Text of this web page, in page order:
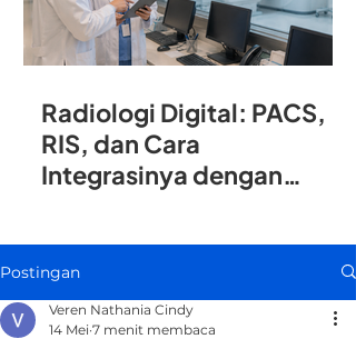
Radiologi Digital: PACS,
RIS, dan Cara
Integrasinya dengan
Postingan
Veren Nathania Cindy
14 Mei 7 menit membaca